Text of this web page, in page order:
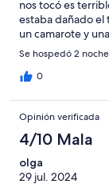
nos tocó es
estaba dañado el
un camarote y
noches de hotel
extraño ya que
siempre pago en
Se hospedó 2
0
Opinión verificada
4/10 Mala
olga
29 jul. 2024